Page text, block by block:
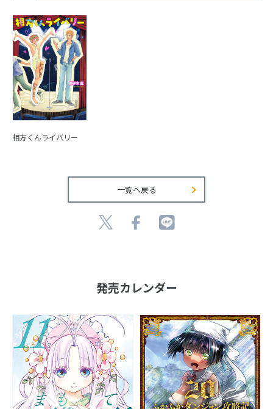
相方くんライバリー
一覧へ戻る
発売カレンダー